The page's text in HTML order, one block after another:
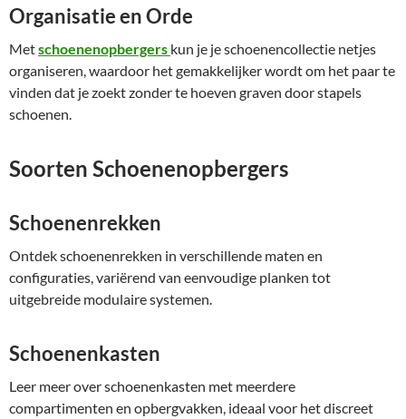
Organisatie en Orde
Metschoenenopbergers kun je je schoenencollectie netjes
organiseren, waardoor het gemakkelijker wordt om het paar te
vinden dat je zoekt zonder te hoeven graven door stapels
schoenen.
Soorten Schoenenopbergers
Schoenenrekken
Ontdek schoenenrekken in verschillende maten en
configuraties, variërend van eenvoudige planken tot
uitgebreide modulaire systemen.
Schoenenkasten
Leer meer over schoenenkasten met meerdere
compartimenten en opbergvakken, ideaal voor het discreet